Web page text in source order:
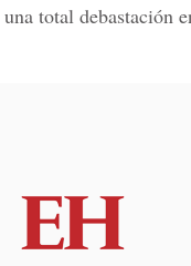
total debastación